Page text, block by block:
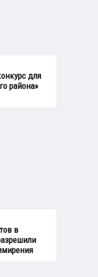
для
района»
в